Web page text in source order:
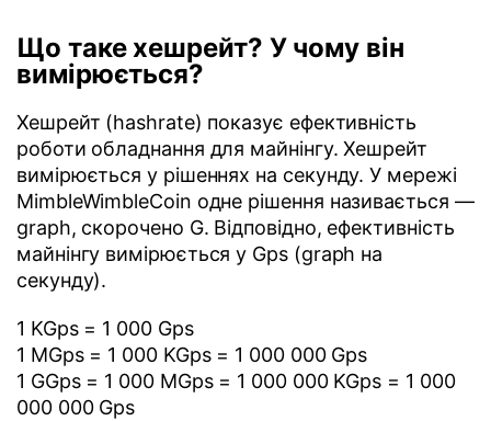
Що таке хешрейт? У чому він
вимірюється?
Хешрейт (hashrate) показує ефективність
роботи обладнання для майнінгу. Хешрейт
вимірюється у рішеннях на секунду. У мережі
MimbleWimbleCoin одне рішення називається —
graph, скорочено G. Відповідно, ефективність
майнінгу вимірюється у Gps (graph на
секунду).
1 KGps = 1 000 Gps
1 MGps = 1 000 KGps = 1 000 000 Gps
1 GGps = 1 000 MGps = 1 000 000 KGps = 1 000
000 000 Gps